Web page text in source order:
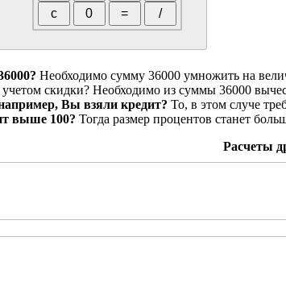
Необходимо сумму 36000 умножить на
учетом скидки? Необходимо из суммы 36000
Вы взяли кредит? То, в этом случе
выше 100? Тогда размер процентов станет
Расчеты